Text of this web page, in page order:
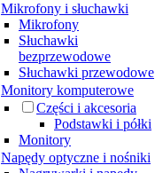
Mikrofony i słuchawki
Mikrofony
Słuchawki
bezprzewodowe
Słuchawki przewodowe
Monitory komputerowe
Części i akcesoria
Podstawki i półki
Monitory
Napędy optyczne i nośniki